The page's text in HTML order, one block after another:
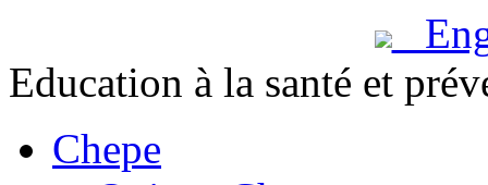
Education à la santé et
Chepe